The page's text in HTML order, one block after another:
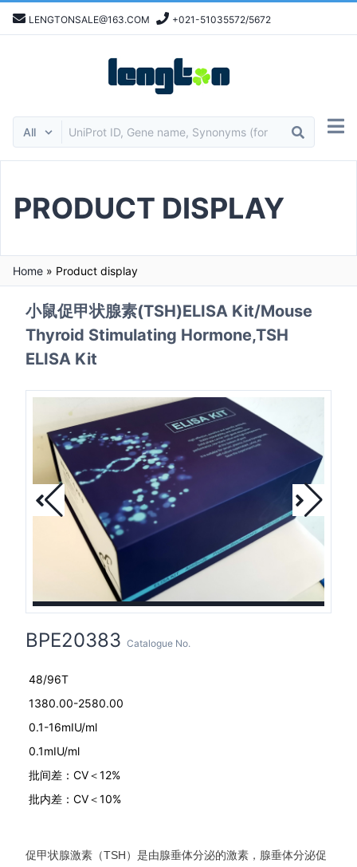
LENGTONSALE@163.COM +021-51035572/5672
PRODUCT DISPLAY
Home » Product display
小鼠促甲状腺素(TSH)ELISA Kit/Mouse
Thyroid Stimulating Hormone,TSH
ELISA Kit
BPE20383 Catalogue No.
48/96T
1380.00-2580.00
0.1-16mIU/ml
0.1mIU/ml
批间差：CV＜12%
批内差：CV＜10%
促甲状腺激素（TSH）是由腺垂体分泌的激素，腺垂体分泌促